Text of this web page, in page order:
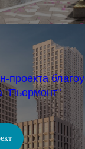
проекта
"Пьермонт"